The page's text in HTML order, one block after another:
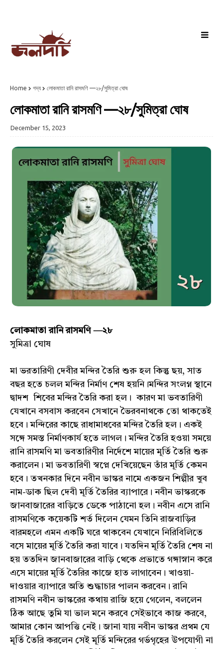
Home গদ্য লোকমাতা রানি রাসমণি —২৮/সুমিত্রা ঘোষ
লোকমাতা রানি রাসমণি —২৮/সুমিত্রা ঘোষ
December 15, 2023
লোকমাতা রানি রাসমণি —২৮
সুমিত্রা ঘোষ
মা ভরতারিণী দেবীর মন্দির তৈরি শুরু হল কিন্তু ছয়, সাত
বছর হতে চলল মন্দির নির্মাণ শেষ হয়নি।মন্দির সংলগ্ন স্থানে
দ্বাদশ শিবের মন্দির তৈরি করা হল। কারণ মা ভবতারিণী
যেখানে বসবাস করবেন সেখানে ভৈরবনাথকে তো থাকতেই
হবে। মন্দিরের কাছে রাধামাধবের মন্দির তৈরি হল। একই
সঙ্গে সমস্ত নির্মাণকার্য হতে লাগল। মন্দির তৈরি হওয়া সময়ে
রানি রাসমণি মা ভবতারিণীর নির্দেশে মায়ের মূর্তি তৈরি শুরু
করালেন। মা ভবতারিণী স্বপ্নে দেখিয়েছেন তাঁর মূর্তি কেমন
হবে। তখনকার দিনে নবীন ভাস্কর নামে একজন শিল্পীর খুব
নাম-ডাক ছিল দেবী মূর্তি তৈরির ব্যাপারে। নবীন ভাস্করকে
জানবাজারের বাড়িতে ডেকে পাঠানো হল। নবীন এসে রানি
রাসমণিকে কয়েকটি শর্ত দিলেন যেমন তিনি রাজবাড়ির
বারমহলে এমন একটি ঘরে থাকবেন যেখানে নিরিবিলিতে
বসে মায়ের মূর্তি তৈরি করা যাবে। যতদিন মূর্তি তৈরি শেষ না
হয় ততদিন জানবাজারের বাড়ি থেকে প্রভাতে গঙ্গাস্নান করে
এসে মায়ের মূর্তি তৈরির কাজে হাত লাগাবেন। খাওয়া-
দাওয়ার ব্যাপারে অতি শুদ্ধাচার পালন করবেন। রানি
রাসমণি নবীন ভাস্করের কথায় রাজি হয়ে গেলেন, বললেন
ঠিক আছে তুমি যা ভাল মনে করবে সেইভাবে কাজ করবে,
আমার কোন আপত্তি নেই। জানা যায় নবীন ভাস্কর প্রথম যে
মূর্তি তৈরি করলেন সেই মূর্তি মন্দিরের গর্ভগৃহের উপযোগী না